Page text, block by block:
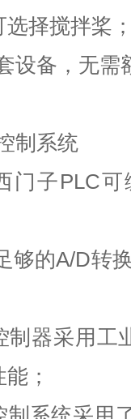
择搅拌桨；
设备，无需
制系统
门子PLC可
够的A/D转
器采用工
；